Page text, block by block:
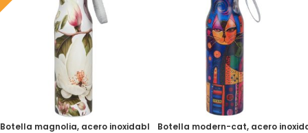
Botella magnolia, acero inoxidable 0,50 l.Botella modern-cat, acero